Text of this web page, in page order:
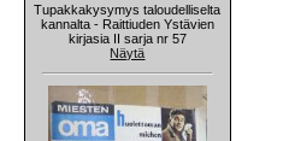
Tupakkakysymys taloudelliselta
kannalta - Raittiuden Ystävien
kirjasia II sarja nr 57
Näytä